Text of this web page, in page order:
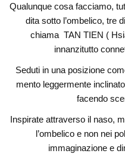
Qualunque cosa facciamo,
dita sotto l’ombelico, tre
chiama TAN TIEN (
innanzitutto
Seduti in una posizione
mento leggermente
facendo
Inspirate attraverso il naso,
l’ombelico e non nei
immaginazione e